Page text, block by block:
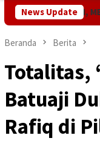
News Update
RI, MEG
Beranda Berita
Totalitas,
Batuaji
Rafiq di